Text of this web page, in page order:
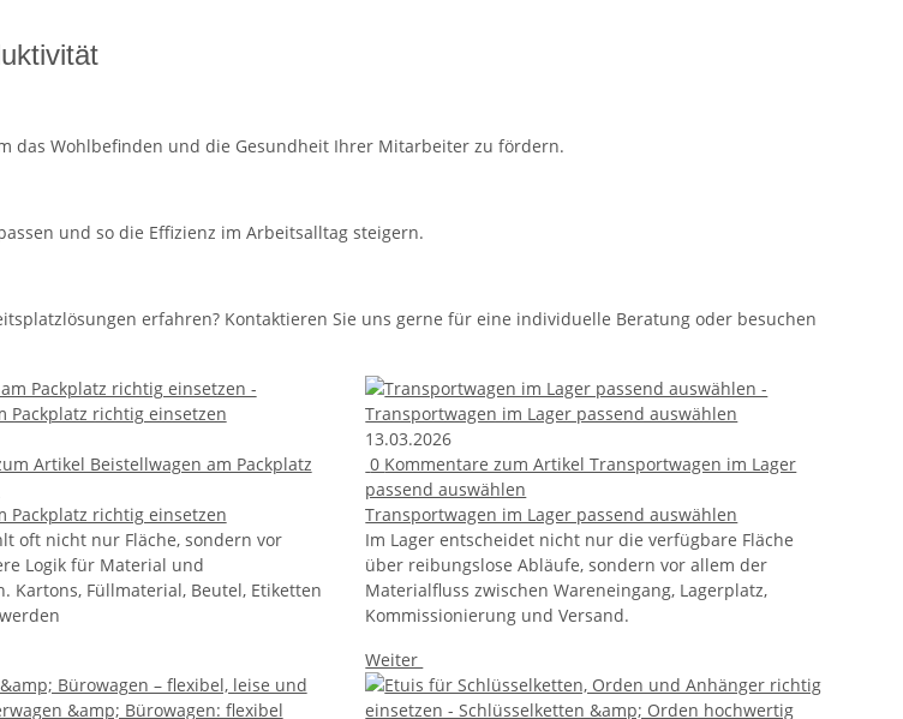
das Wohlbefinden und die Gesundheit Ihrer Mitarbeiter zu fördern.
und so die Effizienz im Arbeitsalltag steigern.
erfahren? Kontaktieren Sie uns gerne für eine individuelle Beratung oder besuchen
Artikel Beistellwagen am Packplatz
Packplatz richtig einsetzen
oft nicht nur Fläche, sondern vor
Logik für Material und
Kartons, Füllmaterial, Beutel, Etiketten
13.03.2026
0 Kommentare zum Artikel Transportwagen im Lager
passend auswählen
Transportwagen im Lager passend auswählen
Im Lager entscheidet nicht nur die verfügbare Fläche
über reibungslose Abläufe, sondern vor allem der
Materialfluss zwischen Wareneingang, Lagerplatz,
Kommissionierung und Versand.
Weiter